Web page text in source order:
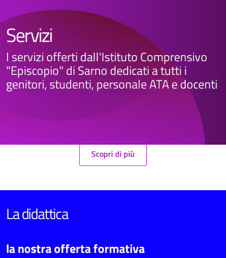
Servizi
I servizi offerti dall'Istituto Comprensivo
"Episcopio" di Sarno dedicati a tutti i
genitori, studenti, personale ATA e docenti
Scopri di più
La didattica
la nostra offerta formativa